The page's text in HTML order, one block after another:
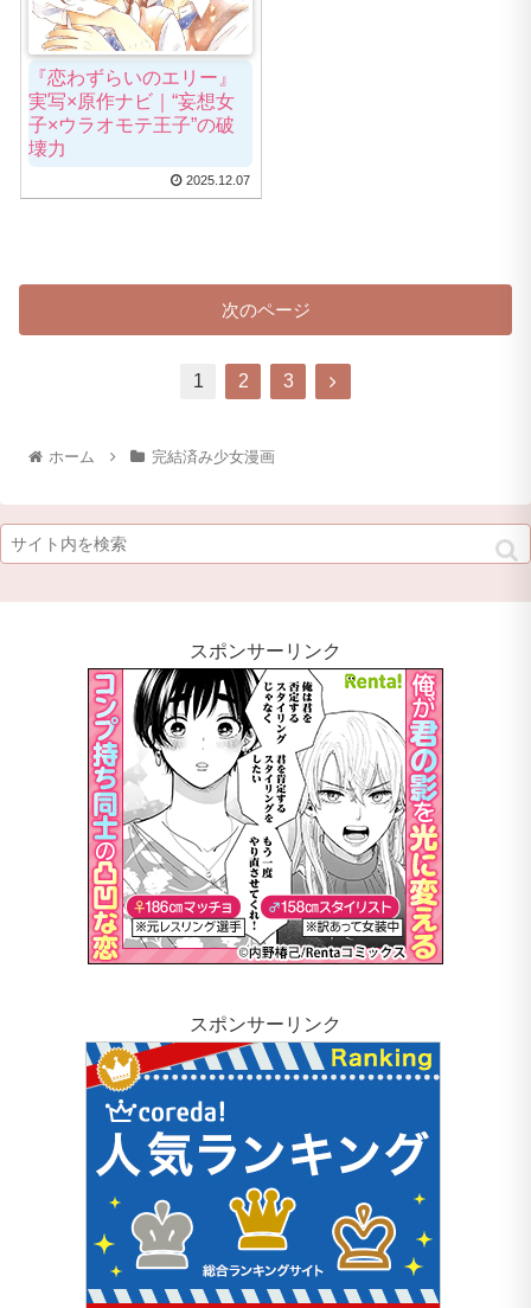
『恋わずらいのエリー』
実写×原作ナビ｜“妄想女
子×ウラオモテ王子”の破
壊力
2025.12.07
次のページ
1 2 3
ホーム 完結済み少女漫画
スポンサーリンク
スポンサーリンク